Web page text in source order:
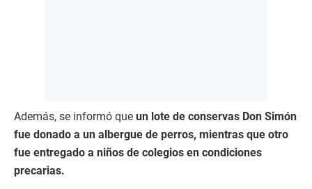
Además, se informó que un lote de conservas Don Simón
fue donado a un albergue de perros, mientras que otro
fue entregado a niños de colegios en condiciones
precarias.